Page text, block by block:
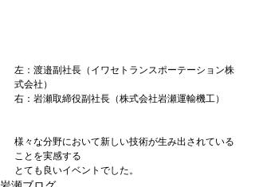
左：渡邉副社長（イワセトランスポーテーション株
式会社）
右：岩瀬取締役副社長（株式会社岩瀬運輸機工）
様々な分野において新しい技術が生み出されている
ことを実感する
とても良いイベントでした。